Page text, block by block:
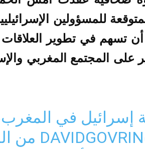
للمسؤولين
أن تسهم في تطوير العلاقات
على المجتمع المغربي
في
من